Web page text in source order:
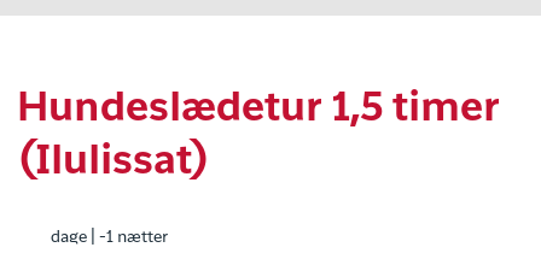
Hundeslædetur 1,5 timer
(Ilulissat)
dage | -1 nætter